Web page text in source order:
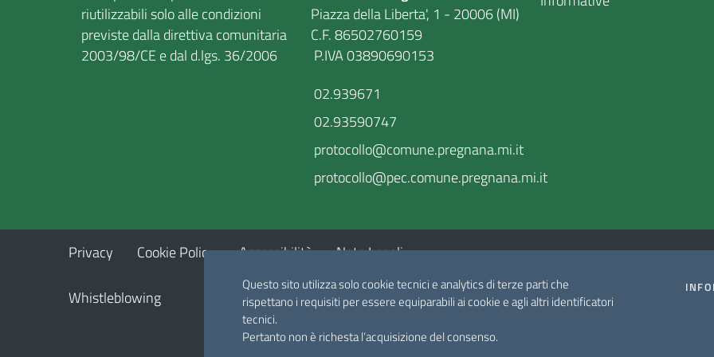
Questo sito utilizza solo cookie tecnici e analytics di terze parti che
rispettano i requisiti per essere equiparabili ai cookie e agli altri identificatori
tecnici.
Pertanto non è richesta l’acquisizione del consenso.
riutilizzabili solo alle condizioni
previste dalla direttiva comunitaria
2003/98/CE e dal d.lgs. 36/2006
Piazza della Liberta', 1 - 20006 (MI)
C.F. 86502760159
P.IVA 03890690153
02.939671
02.93590747
protocollo@comune.pregnana.mi.it
protocollo@pec.comune.pregnana.mi.it
Privacy Cookie Policy Accessibilità Note Legali
Whistleblowing